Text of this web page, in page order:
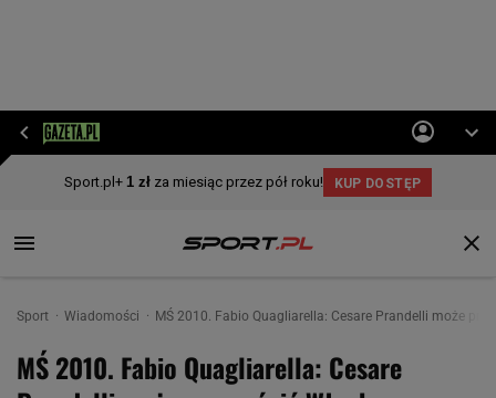
Sport Wiadomości MŚ 2010. Fabio Quagliarella: Cesare Prandelli może
MŚ 2010. Fabio Quagliarella: Cesare